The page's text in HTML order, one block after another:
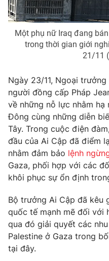
VTV4
VTV9
THỜI BÁO VTV
Theo dõi báo trên
Cơ quan chủ quản:Đài
Cơ quan báo chí:Thời báo
Giấy phép hoạt động báo in
cấp ngày 29/12/2023
Tổng Biên tập:
Một phụ nữ Iraq đang
trong thời gian giới
21/11
Ngày 23/11, Ngoại
người đồng cấp Pháp
về những nỗ lực nhằm hạ
Đông cùng những diễn
Tây. Trong cuộc điện
đầu của Ai Cập đã điểm
nhằm đảm bảo lệnh
Gaza, phối hợp với các
khôi phục sự ổn định
Bộ trưởng Ai Cập đã kêu
quốc tế mạnh mẽ đối với
qua đó giải quyết các
Palestine ở Gaza trong
tại đây.